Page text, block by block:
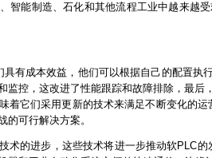
智能制造、石化和其他流程工业中越来越
有成本效益，他们可以根据自己的配置执
监控，这改进了性能跟踪和故障排除，最后
着它们采用更新的技术来满足不断变化的
的可行解决方案。
术的进步，这些技术将进一步推动软PLC